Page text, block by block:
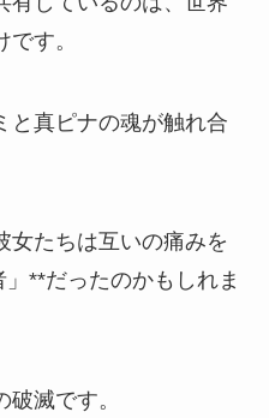
す。
と真ピナの魂が触れ合
女たちは互いの痛みを
**だったのかもしれま
滅です。